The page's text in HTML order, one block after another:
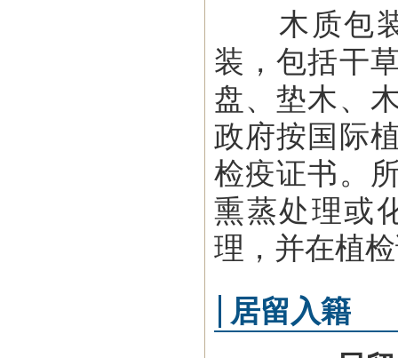
木质包装
装，包括干
盘、垫木、
政府按国际
检疫证书。
熏蒸处理或
理，并在植
居留入籍